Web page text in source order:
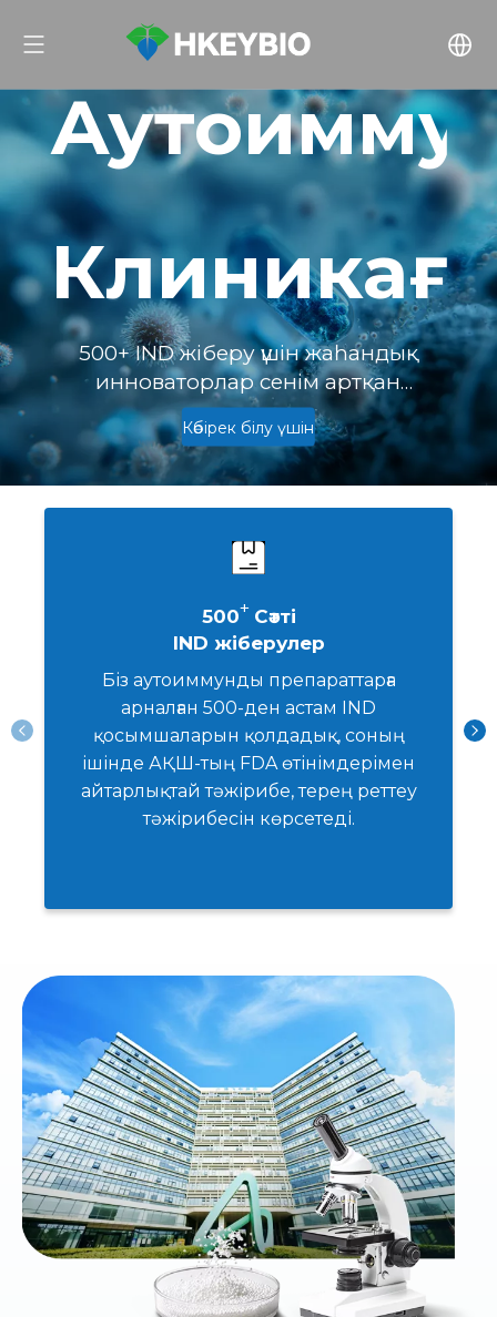
500+ IND жіберу үшін жаһандық
инноваторлар сенім артқан
кеміргіштер мен NHPs арасындағы
аурудың алдын ала болжауға
болатын жетілдірілген үлгілері —
Көбірек білу үшін
500+ Сәтті
IND жіберулер
Біз аутоиммунды препараттарға
арналған 500-ден астам IND
қосымшаларын қолдадық, соның
ішінде АҚШ-тың FDA өтінімдерімен
айтарлықтай тәжірибе, терең реттеу
тәжірибесін көрсетеді.